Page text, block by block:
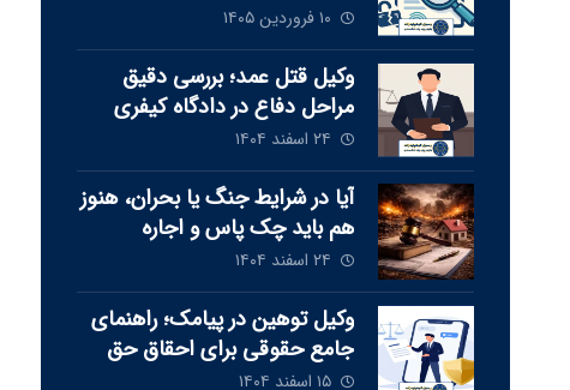
۱۰ فروردین ۱۴۰۵
وکیل قتل عمد؛ بررسی دقیق
مراحل دفاع در دادگاه کیفری
۲۴ اسفند ۱۴۰۴
آیا در شرایط جنگ یا بحران، هنوز
هم باید چک پاس و اجاره
پرداخت شود‏؟
۲۴ اسفند ۱۴۰۴
وکیل توهین در پیامک؛ راهنمای
جامع حقوقی برای احقاق حق
۱۵ اسفند ۱۴۰۴